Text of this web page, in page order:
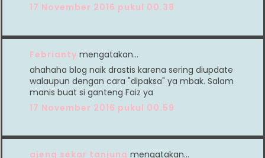
17 November 2016 pukul 00.38
Febrianty mengatakan…
ahahaha blog naik drastis karena sering diupdate
walaupun dengan cara "dipaksa" ya mbak. Salam
manis buat si ganteng Faiz ya
17 November 2016 pukul 00.59
ajeng sekar tanjung mengatakan…